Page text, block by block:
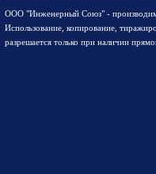
ООО "Инженерный Союз" -
Использование, копирование,
разрешается только при наличии